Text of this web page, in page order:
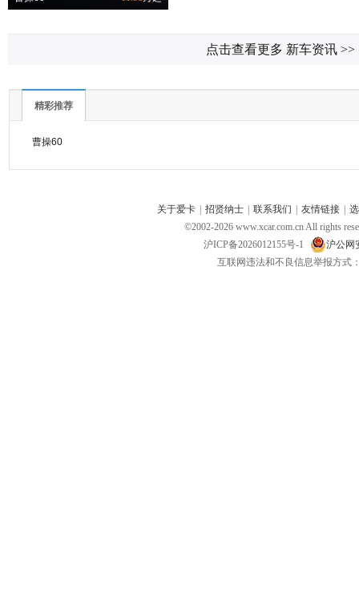
点击查看更多 新车资讯 >>
精彩推荐
曹操60
关于爱卡 招贤纳士 联系我们 友情链接
©2002-2026 www.xcar.com.cn All rights
沪ICP备2026012155号-1
沪公网
互联网违法和不良信息举报方式